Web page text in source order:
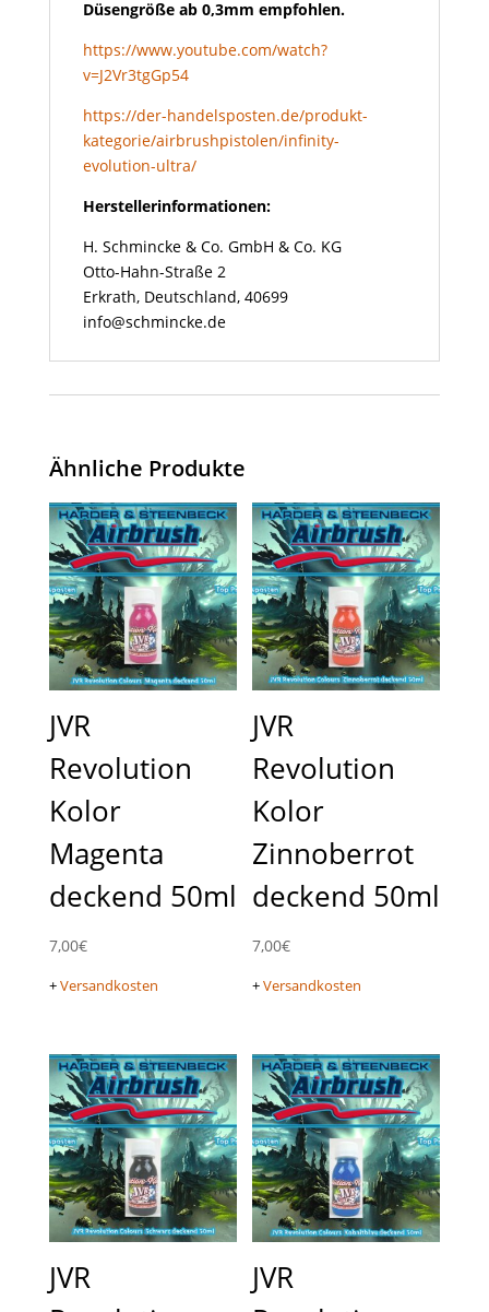
Düsengröße ab 0,3mm empfohlen.
https://www.youtube.com/watch?
v=J2Vr3tgGp54
https://der-handelsposten.de/produkt-
kategorie/airbrushpistolen/infinity-
evolution-ultra/
Herstellerinformationen:
H. Schmincke & Co. GmbH & Co. KG
Otto-Hahn-Straße 2
Erkrath, Deutschland, 40699
info@schmincke.de
Ähnliche Produkte
JVR
Revolution
Kolor
Magenta
deckend 50ml
7,00€
+Versandkosten
JVR
Revolution
Kolor
Zinnoberrot
deckend 50ml
7,00€
+Versandkosten
JVR
JVR